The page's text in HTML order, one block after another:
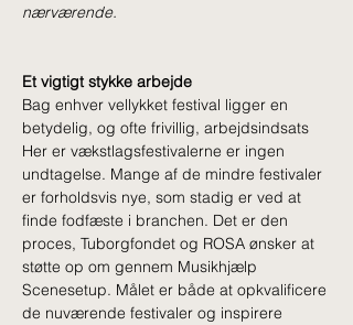
nærværende.
Et vigtigt stykke arbejde
Bag enhver vellykket festival ligger en
betydelig, og ofte frivillig, arbejdsindsats
Her er vækstlagsfestivalerne er ingen
undtagelse. Mange af de mindre festivaler
er forholdsvis nye, som stadig er ved at
finde fodfæste i branchen. Det er den
proces, Tuborgfondet og ROSA ønsker at
støtte op om gennem Musikhjælp
Scenesetup. Målet er både at opkvalificere
de nuværende festivaler og inspirere